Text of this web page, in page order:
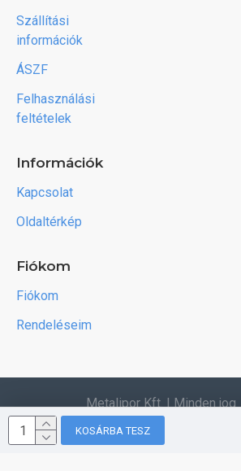
KOSÁRBA TESZ
Szállítási
információk
ÁSZF
Felhasználási
feltételek
Információk
Kapcsolat
Oldaltérkép
Fiókom
Fiókom
Rendeléseim
Metalipor Kft. | Minden jog
fenntartva.